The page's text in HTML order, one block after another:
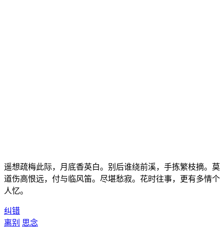
遥想疏梅此际，月底香英白。别后谁绕前溪，手拣繁枝摘。莫
道伤高恨远，付与临风笛。尽堪愁寂。花时往事，更有多情个
人忆。
纠错
离别 思念